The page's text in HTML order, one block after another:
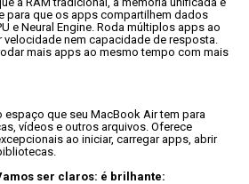
para que os apps compartilhem dados
e Neural Engine. Roda múltiplos apps ao
nem capacidade de resposta.
mais apps ao mesmo tempo com mais
espaço que seu MacBook Air tem para
vídeos e outros arquivos. Oferece
ao iniciar, carregar apps, abrir
ser claros: é brilhante: